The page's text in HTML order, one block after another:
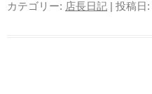
カテゴリー: 店長日記 | 投稿日: